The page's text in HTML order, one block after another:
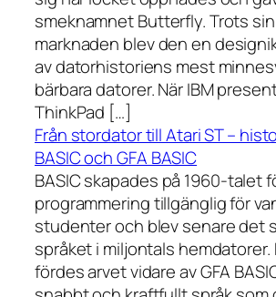
smeknamnet Butterfly. Trots
marknaden blev den en
av datorhistoriens mest
bärbara datorer. När IBM
ThinkPad […]
Från stordator till Atari ST –
BASIC och GFA BASIC
BASIC skapades på 1960-talet
programmering tillgänglig för
studenter och blev senare det
språket i miljontals hemdatorer.
fördes arvet vidare av GFA